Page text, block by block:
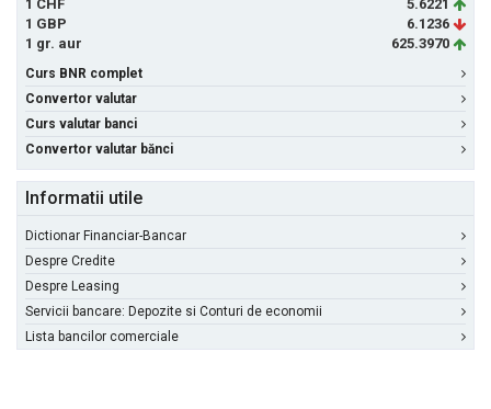
1 CHF
5.6221
1 GBP
6.1236
1 gr. aur
625.3970
Curs BNR complet
Convertor valutar
Curs valutar banci
Convertor valutar bănci
Informatii utile
Dictionar Financiar-Bancar
Despre Credite
Despre Leasing
Servicii bancare: Depozite si Conturi de economii
Lista bancilor comerciale